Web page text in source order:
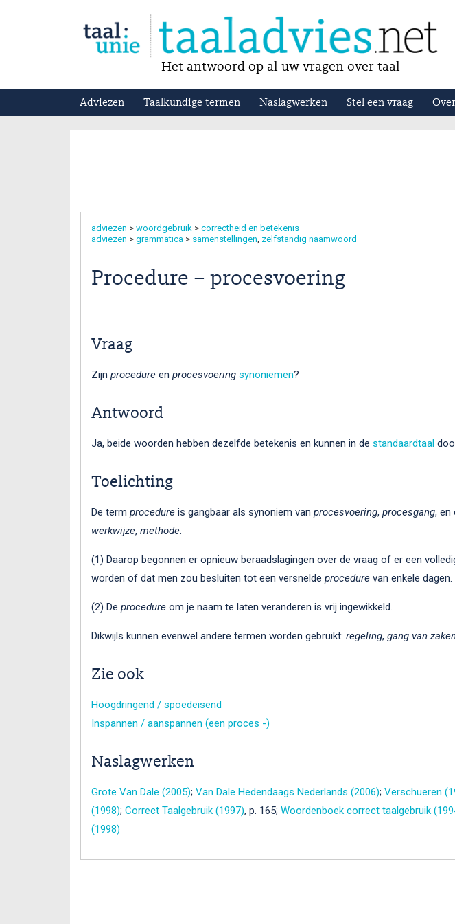
Het antwoord op al uw vragen over taal
Adviezen Taalkundige termen Naslagwerken Stel een vraag
adviezen > woordgebruik > correctheid en betekenis
adviezen > grammatica > samenstellingen zelfstandig naamwoord
Procedure – procesvoering
Vraag
Zijn procedure en procesvoering synoniemen?
Antwoord
Ja, beide woorden hebben dezelfde betekenis en kunnen in de standaardtaal
Toelichting
De term procedure is gangbaar als synoniem van procesvoering, procesgang, en
werkwijze, methode.
(1) Daarop begonnen er opnieuw beraadslagingen over de vraag of er een
worden of dat men zou besluiten tot een versnelde procedure van enkele dagen.
(2) De procedure om je naam te laten veranderen is vrij ingewikkeld.
Dikwijls kunnen evenwel andere termen worden gebruikt: regeling, gang van
Zie ook
Hoogdringend / spoedeisend
Inspannen / aanspannen (een proces -)
Naslagwerken
Grote Van Dale (2005); Van Dale Hedendaags Nederlands (2006); Verschueren
(1998); Correct Taalgebruik (1997), p. 165; Woordenboek correct taalgebruik
(1998)